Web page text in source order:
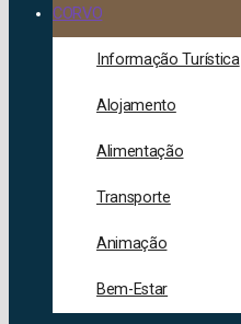
CORVO
Informação Turística
Alojamento
Alimentação
Transporte
Animação
Bem-Estar